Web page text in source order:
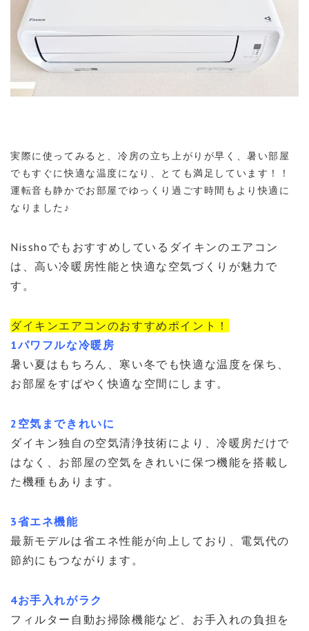
実際に使ってみると、冷房の立ち上がりが早く、暑い部屋
でもすぐに快適な温度になり、とても満足しています！！
運転音も静かでお部屋でゆっくり過ごす時間もより快適に
なりました♪
Nisshoでもおすすめしているダイキンのエアコン
は、高い冷暖房性能と快適な空気づくりが魅力で
す。
ダイキンエアコンのおすすめポイント！
1パワフルな冷暖房
暑い夏はもちろん、寒い冬でも快適な温度を保ち、
お部屋をすばやく快適な空間にします。
2空気まできれいに
ダイキン独自の空気清浄技術により、冷暖房だけで
はなく、お部屋の空気をきれいに保つ機能を搭載し
た機種もあります。
3省エネ機能
最新モデルは省エネ性能が向上しており、電気代の
節約にもつながります。
4お手入れがラク
フィルター自動お掃除機能など、お手入れの負担を